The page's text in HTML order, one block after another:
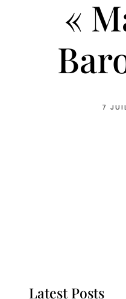
«
7
Latest Posts